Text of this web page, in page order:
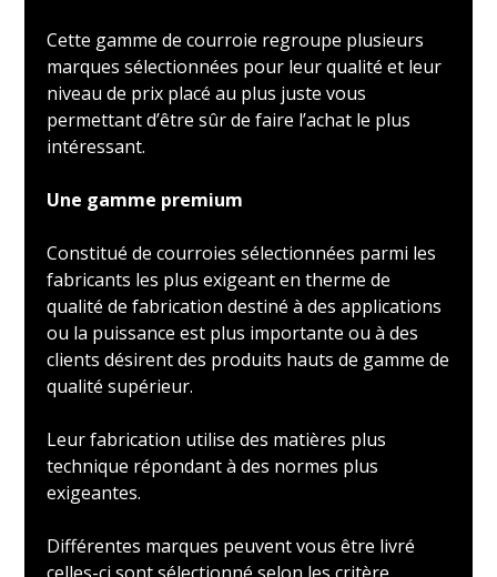
Cette gamme de courroie regroupe plusieurs
marques sélectionnées pour leur qualité et leur
niveau de prix placé au plus juste vous
permettant d’être sûr de faire l’achat le plus
intéressant.
Une gamme premium
Constitué de courroies sélectionnées parmi les
fabricants les plus exigeant en therme de
qualité de fabrication destiné à des applications
ou la puissance est plus importante ou à des
clients désirent des produits hauts de gamme de
qualité supérieur.
Leur fabrication utilise des matières plus
technique répondant à des normes plus
exigeantes.
Différentes marques peuvent vous être livré